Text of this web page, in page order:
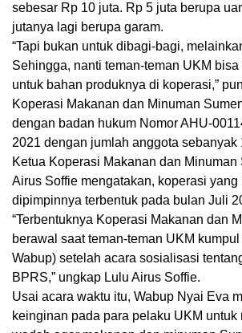
sebesar Rp 10 juta. Rp 5 juta berupa
jutanya lagi berupa garam.
“Tapi bukan untuk dibagi-bagi,
Sehingga, nanti teman-teman UKM
untuk bahan produknya di koperasi,”
Koperasi Makanan dan Minuman
dengan badan hukum Nomor AHU-
2021 dengan jumlah anggota sebanyak
Ketua Koperasi Makanan dan Minuman
Airus Soffie mengatakan, koperasi yang
dipimpinnya terbentuk pada bulan Juli
“Terbentuknya Koperasi Makanan dan
berawal saat teman-teman UKM
Wabup) setelah acara sosialisasi
BPRS,” ungkap Lulu Airus Soffie.
Usai acara waktu itu, Wabup Nyai Eva
keinginan pada para pelaku UKM untuk